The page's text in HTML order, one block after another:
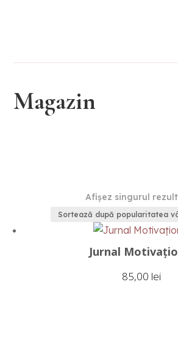
Magazin
Afișez singurul
Jurnal
85,00 lei